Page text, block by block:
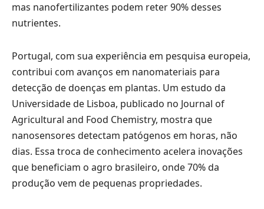
mas nanofertilizantes podem reter 90% desses
nutrientes.
Portugal, com sua experiência em pesquisa europeia,
contribui com avanços em nanomateriais para
detecção de doenças em plantas. Um estudo da
Universidade de Lisboa, publicado no Journal of
Agricultural and Food Chemistry, mostra que
nanosensores detectam patógenos em horas, não
dias. Essa troca de conhecimento acelera inovações
que beneficiam o agro brasileiro, onde 70% da
produção vem de pequenas propriedades.